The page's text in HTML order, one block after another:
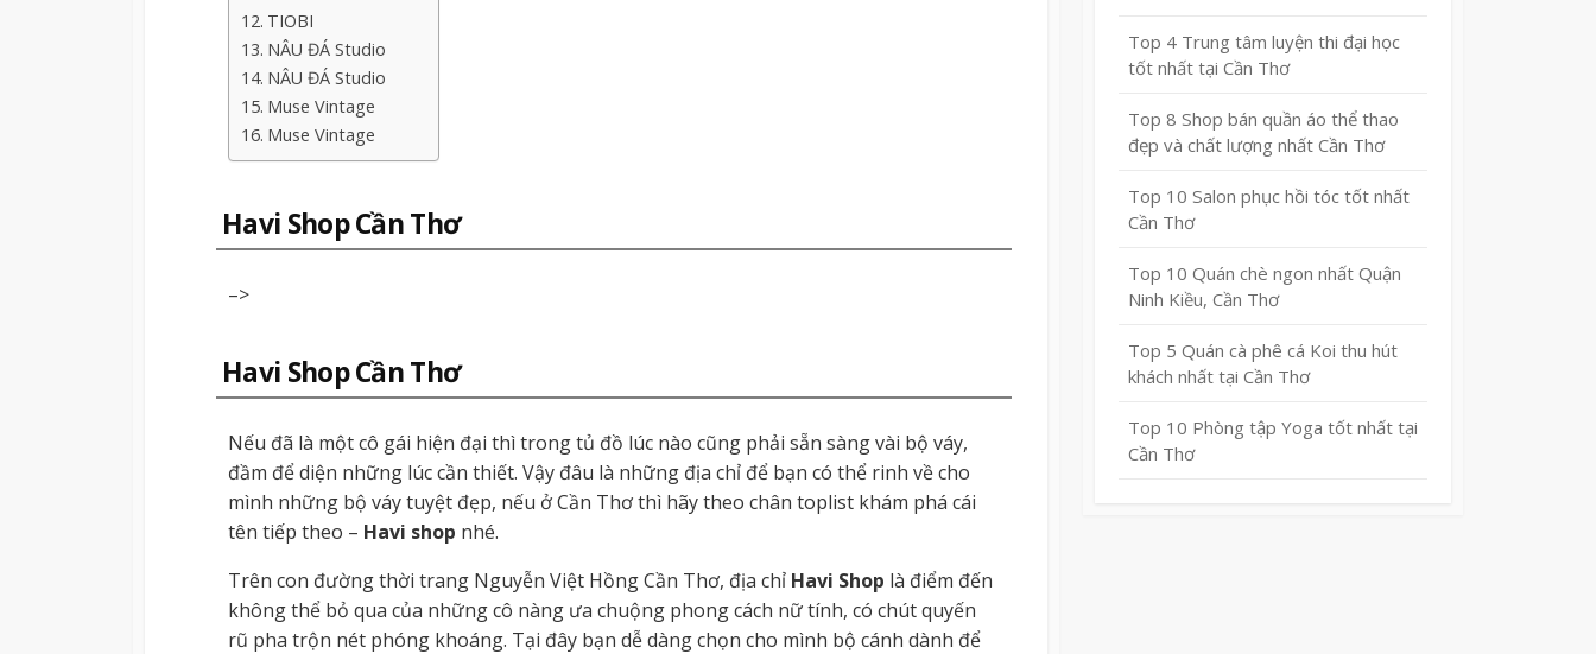
TIOBI
NÂU ĐÁ Studio
NÂU ĐÁ Studio
Muse Vintage
Muse Vintage
Havi Shop Cần Thơ
–>
Havi Shop Cần Thơ
Nếu đã là một cô gái hiện đại thì trong tủ đồ lúc nào cũng phải sẵn sàng vài bộ váy,
đầm để diện những lúc cần thiết. Vậy đâu là những địa chỉ để bạn có thể rinh về cho
mình những bộ váy tuyệt đẹp, nếu ở Cần Thơ thì hãy theo chân toplist khám phá cái
tên tiếp theo – Havi shop nhé.
Trên con đường thời trang Nguyễn Việt Hồng Cần Thơ, địa chỉ Havi Shop là điểm đến
không thể bỏ qua của những cô nàng ưa chuộng phong cách nữ tính, có chút quyến
rũ pha trộn nét phóng khoáng. Tại đây bạn dễ dàng chọn cho mình bộ cánh dành để
Top 4 Trung tâm luyện thi đại học
tốt nhất tại Cần Thơ
Top 8 Shop bán quần áo thể thao
đẹp và chất lượng nhất Cần Thơ
Top 10 Salon phục hồi tóc tốt nhất
Cần Thơ
Top 10 Quán chè ngon nhất Quận
Ninh Kiều, Cần Thơ
Top 5 Quán cà phê cá Koi thu hút
khách nhất tại Cần Thơ
Top 10 Phòng tập Yoga tốt nhất tại
Cần Thơ